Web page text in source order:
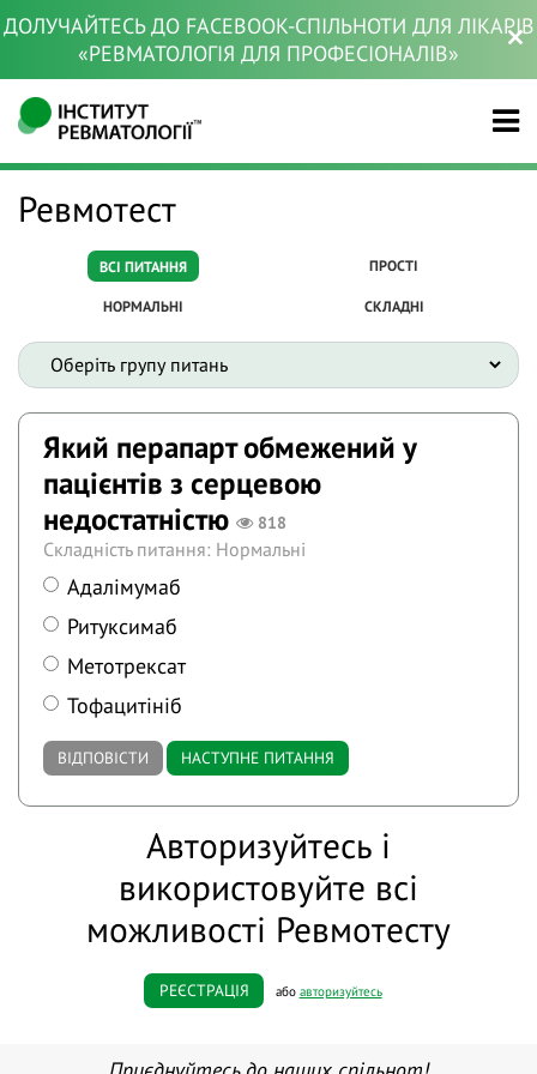
ДОЛУЧАЙТЕСЬ ДО FACEBOOK-СПІЛЬНОТИ ДЛЯ ЛІКАРІВ
«РЕВМАТОЛОГІЯ ДЛЯ ПРОФЕСІОНАЛІВ»
Ревмотест
ВСІ ПИТАННЯ ПРОСТІ
НОРМАЛЬНІ СКЛАДНІ
Який перапарт обмежений у
пацієнтів з серцевою
недостатністю
818
Складність питання: Нормальні
Адалімумаб
Ритуксимаб
Метотрексат
Тофацитініб
ВІДПОВІСТИ НАСТУПНЕ ПИТАННЯ
Авторизуйтесь і
використовуйте всі
можливості Ревмотесту
РЕЄСТРАЦІЯ або авторизуйтесь